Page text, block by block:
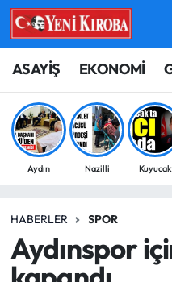
ASAYİŞ EKONOMİ
Aydın Nazilli Kuyucak
HABERLER SPOR
Aydınspor
ASAYİŞ
BİLİM-TEKNOLOJİ
ÇEVRE
EĞİTİM
EKONOMİ
Aydın Nöbetçi
Aydın Hava Durumu
Aydin Namaz
Süper Lig Puan
Tüm Manşetler